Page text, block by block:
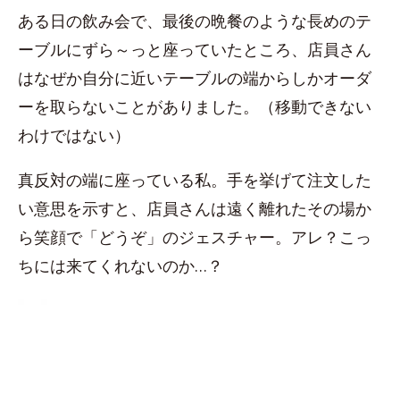
ある日の飲み会で、最後の晩餐のような長めのテ
ーブルにずら～っと座っていたところ、店員さん
はなぜか自分に近いテーブルの端からしかオーダ
ーを取らないことがありました。（移動できない
わけではない）
真反対の端に座っている私。手を挙げて注文した
い意思を示すと、店員さんは遠く離れたその場か
ら笑顔で「どうぞ」のジェスチャー。アレ？こっ
ちには来てくれないのか…？